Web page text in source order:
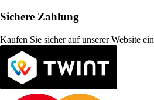
Sichere Zahlung
Kaufen Sie sicher auf unserer Website ein